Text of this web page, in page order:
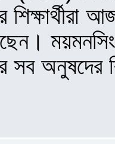
সব অনুষদের